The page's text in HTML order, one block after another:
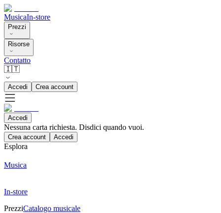
MusicaIn-store
Prezzi
Risorse
Contatto
🇮🇹
Accedi Crea account
Accedi
Nessuna carta richiesta. Disdici quando vuoi.
Crea account Accedi
Esplora
Musica
In-store
PrezziCatalogo musicale